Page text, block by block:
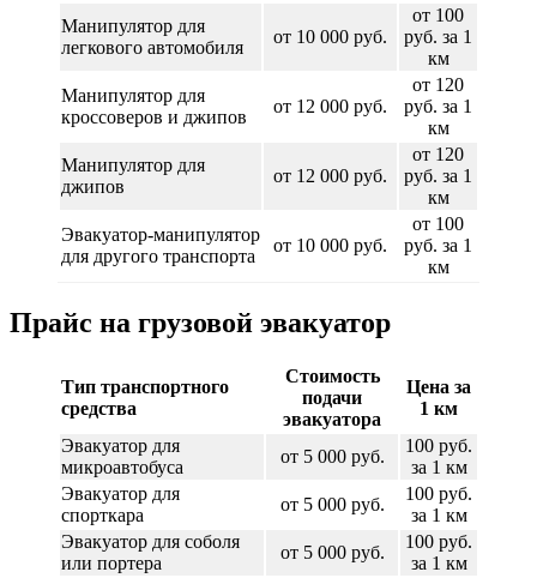
Манипулятор для
легкового автомобиля
от 10 000 руб.
от 100
руб. за 1
км
Манипулятор для
кроссоверов и джипов
от 12 000 руб.
от 120
руб. за 1
км
Манипулятор для
джипов
от 12 000 руб.
от 120
руб. за 1
км
Эвакуатор-манипулятор
для другого транспорта
от 10 000 руб.
от 100
руб. за 1
км
Прайс на грузовой эвакуатор
Тип транспортного
средства
Стоимость
подачи
эвакуатора
Цена за
1 км
Эвакуатор для
микроавтобуса
от 5 000 руб.
100 руб.
за 1 км
Эвакуатор для
спорткара
от 5 000 руб.
100 руб.
за 1 км
Эвакуатор для соболя
или портера
от 5 000 руб.
100 руб.
за 1 км